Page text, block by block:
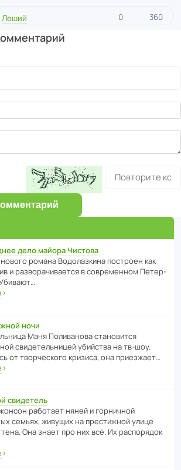
Леший 0 360
дело майора Чистова
романа Водо­ла­з­кина пост­роен как
и разво­ра­чи­ва­ется в совре­менном Пете­р­
›
ночи
Маня Поли­ва­нова стано­вится
свиде­тель­ницей убийства на тв-шоу.
от твор­че­с­кого кризиса, она приезжает…
›
свидетель
рабо­тает няней и горни­чной
семьях, живущих на прес­ти­жной улице
Она знает про них всё. Их распо­рядок
›